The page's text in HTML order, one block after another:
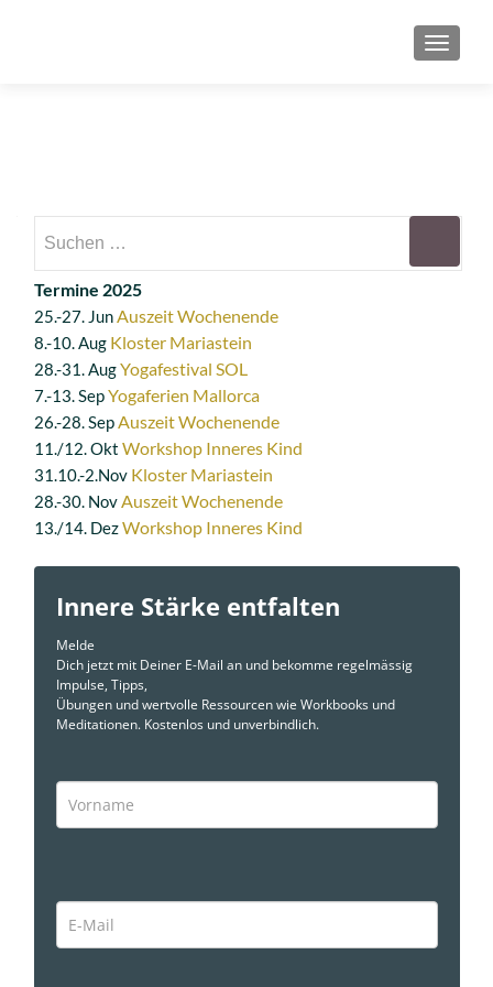
nach:
Termine 2025
25.-27. JunAuszeit Wochenende
8.-10. Aug Kloster Mariastein
28.-31. AugYogafestival SOL
7.-13. SepYogaferien Mallorca
26.-28. SepAuszeit Wochenende
11./12. Okt Workshop Inneres Kind
31.10.-2.Nov Kloster Mariastein
28.-30. NovAuszeit Wochenende
13./14. DezWorkshop Inneres Kind
Innere Stärke entfalten
Melde
Dich jetzt mit Deiner E-Mail an und bekomme regelmässig
Impulse, Tipps,
Übungen und wertvolle Ressourcen wie Workbooks und
Meditationen. Kostenlos und unverbindlich.